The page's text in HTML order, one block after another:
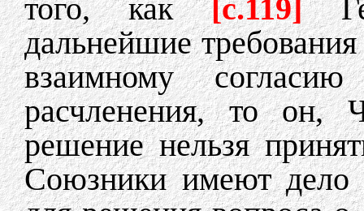
того, как[c.119]
дальнейшие
взаимному
расчленения, то он,
решение нельзя
Союзники имеют